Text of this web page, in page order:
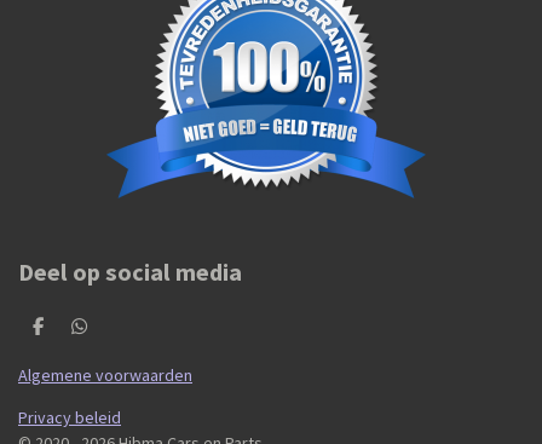
Deel op social media
D
l
e
D
l
e
Algemene voorwaarden
Privacy beleid